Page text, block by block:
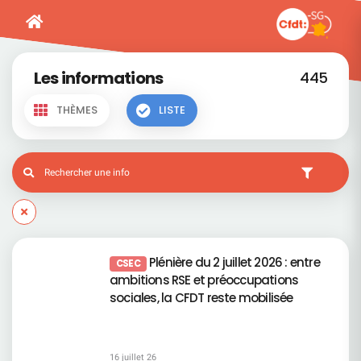
Les informations 445
THÈMES LISTE
CSEC Plénière du 2 juillet 2026 : entre
ambitions RSE et préoccupations
sociales, la CFDT reste mobilisée
16 juillet 26